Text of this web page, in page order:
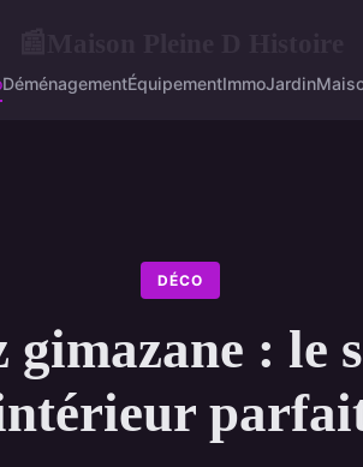
DéménagementÉquipementImmoJardin
DÉCO
gimazane : le